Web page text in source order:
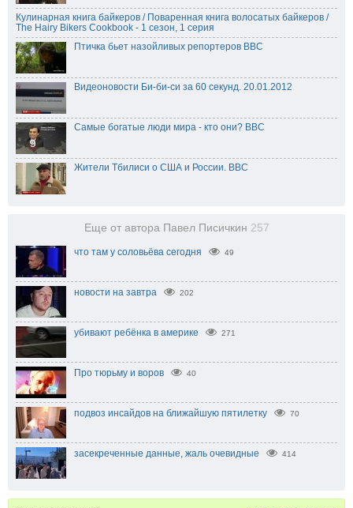
Кулинарная книга байкеров / Поваренная книга волосатых байкеров /
The Hairy Bikers Cookbook - 1 сезон, 1 серия
Птичка бьет назойливых репортеров BBC
Видеоновости Би-би-си за 60 секунд. 20.01.2012
Самые богатые люди мира - кто они? BBC
Жители Тбилиси о США и России. BBC
Еще от автора Павел Писичкин 257
что там у соловьёва сегодня 49
новости на завтра 202
убивают ребёнка в америке 271
Про тюрьму и воров 40
подвоз инсайдов на ближайшую пятилетку 70
засекреченные данные, жаль очевидные 414